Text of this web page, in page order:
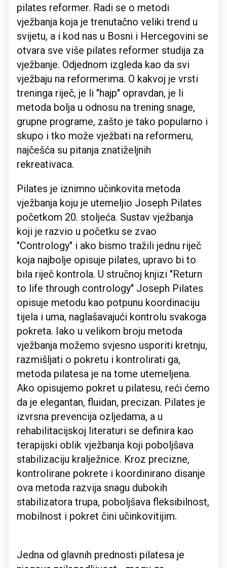
pilates reformer. Radi se o metodi
vježbanja koja je trenutačno veliki trend u
svijetu, a i kod nas u Bosni i Hercegovini se
otvara sve više pilates reformer studija za
vježbanje. Odjednom izgleda kao da svi
vježbaju na reformerima. O kakvoj je vrsti
treninga riječ, je li "hajp" opravdan, je li
metoda bolja u odnosu na trening snage,
grupne programe, zašto je tako popularno i
skupo i tko može vježbati na reformeru,
najčešća su pitanja znatiželjnih
rekreativaca.
Pilates je iznimno učinkovita metoda
vježbanja koju je utemeljio Joseph Pilates
početkom 20. stoljeća. Sustav vježbanja
koji je razvio u početku se zvao
"Contrology" i ako bismo tražili jednu riječ
koja najbolje opisuje pilates, upravo bi to
bila riječ kontrola. U stručnoj knjizi "Return
to life through contrology" Joseph Pilates
opisuje metodu kao potpunu koordinaciju
tijela i uma, naglašavajući kontrolu svakoga
pokreta. Iako u velikom broju metoda
vježbanja možemo svjesno usporiti kretnju,
razmišljati o pokretu i kontrolirati ga,
metoda pilatesa je na tome utemeljena.
Ako opisujemo pokret u pilatesu, reći ćemo
da je elegantan, fluidan, precizan. Pilates je
izvrsna prevencija ozljedama, a u
rehabilitacijskoj literaturi se definira kao
terapijski oblik vježbanja koji poboljšava
stabilizaciju kralježnice. Kroz precizne,
kontrolirane pokrete i koordinirano disanje
ova metoda razvija snagu dubokih
stabilizatora trupa, poboljšava fleksibilnost,
mobilnost i pokret čini učinkovitijim.
Jedna od glavnih prednosti pilatesa je